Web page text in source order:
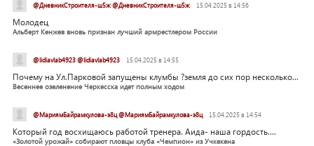
@ДневникСтроителя-ш5ж @ДневникСтроителя-ш5ж 15.04.2025 в 14:56
Молодец
Альберт Кенжев вновь признан лучший армрестлером России
@lidiavlab4923 @lidiavlab4923 15.04.2025 в 14:55
Почему на Ул.Парковой запущены клумбы ?земля до сих пор несколько...
Весеннее озеленение Черкесска идет полным ходом
@МариямБайрамкулова-э8ц @МариямБайрамкулова-э8ц 15.04.2025 в 14:54
Который год восхищаюсь работой тренера. Аида- наша гордость....
«Золотой урожай» собирают пловцы клуба «Чемпион» из Учкекена